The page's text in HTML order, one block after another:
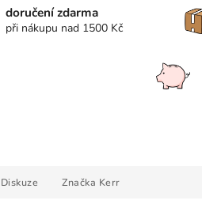
doručení zdarma
při nákupu nad 1500 Kč
Diskuze Značka Kerr